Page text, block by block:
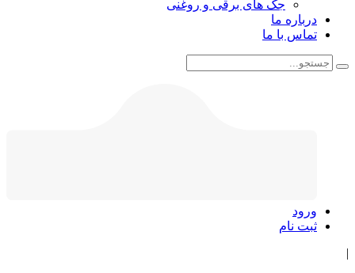
جک های برقی و روغنی
درباره ما
تماس با ما
ورود
ثبت نام